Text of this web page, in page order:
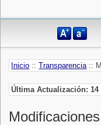
Inicio ::Transparencia::
Última Actualización: 14